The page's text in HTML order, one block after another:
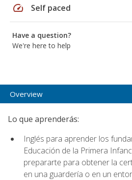
speed Self paced
Have a question?
We're here to help
Overview
Lo que aprenderás:
Inglés para aprender los
Educación de la Primera
prepararte para obtener la
en una guardería o en un